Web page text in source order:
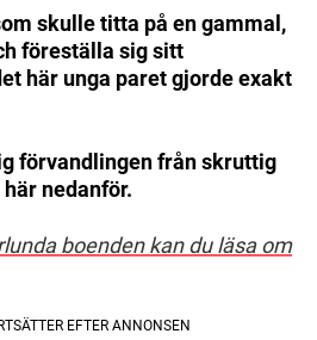
skulle titta på en gammal,
föreställa sig sitt
här unga paret gjorde exakt
förvandlingen från skruttig
nedanför.
boenden kan du läsa om